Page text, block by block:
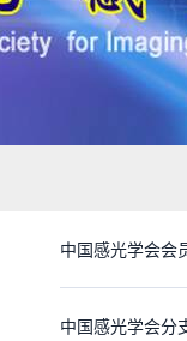
中国感光学会会
中国感光学会分